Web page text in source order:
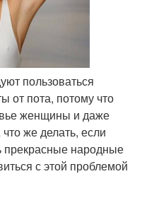
пользоваться
от пота, потому что
женщины и даже
же делать, если
народные
с этой проблемой